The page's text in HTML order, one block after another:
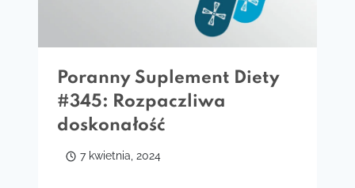
Poranny Suplement Diety
#345: Rozpaczliwa
doskonałość
7 kwietnia, 2024